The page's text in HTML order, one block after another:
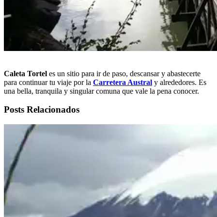
Caleta Tortel es un sitio para ir de paso, descansar y abastecerte
para continuar tu viaje por la Carretera Austral y alrededores. Es
una bella, tranquila y singular comuna que vale la pena conocer.
Posts Relacionados